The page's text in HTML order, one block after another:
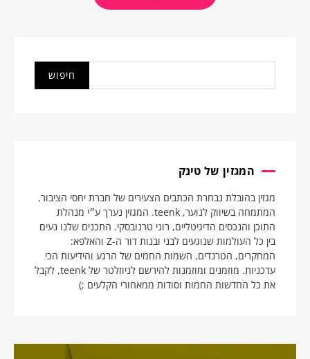
המגזין של טינק
מגזין בהובלת נבחרת הכתבים הצעירים של חברת יחסי הציבור,
המתמחה בשיווק לנוער, teenk. המגזין נערך ע״י מנהלת
התוכן והנכסים הדיגיטליים, רוני טרנובסקי. התכנים שלנו נעים
בין כל העולמות שנוגעים לבני ובנות דור ה-Z והאלפא:
המחקרים, הטרנדים, השמות החמים של הרגע והידיעות הכי
עדכניות. מוזמנים ומוזמנות להירשם לניוזלטר של teenk, לקבל
את כל החדשות החמות וסודות ממאחורי הקלעים ;)